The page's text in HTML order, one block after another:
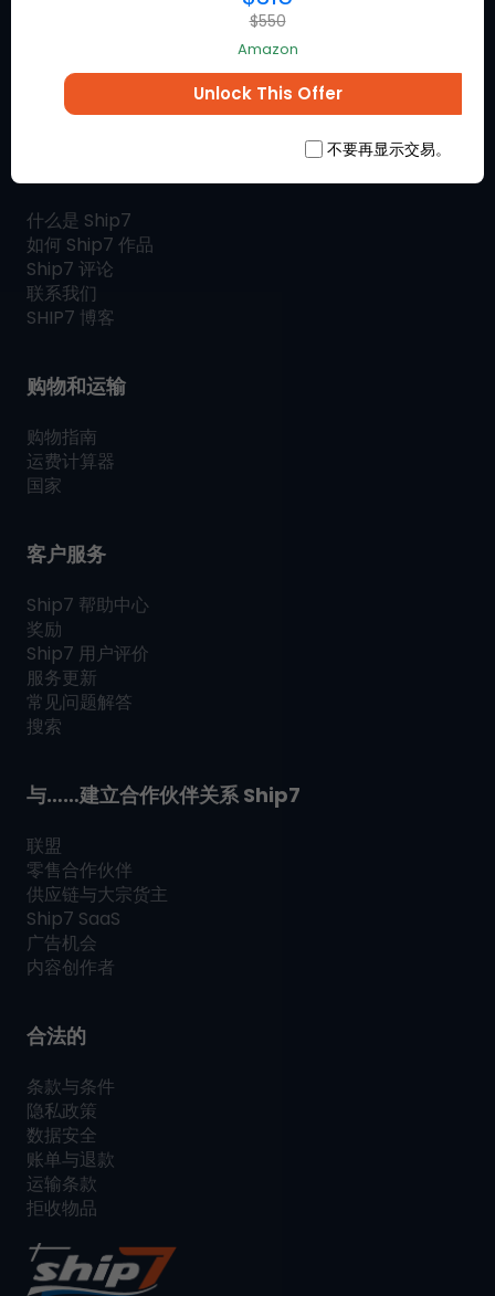
在线获取您喜爱的品牌的特别折扣
优惠。
什么是 Ship7
如何 Ship7 作品
Ship7 评论
联系我们
SHIP7 博客
购物和运输
购物指南
运费计算器
国家
客户服务
Ship7 帮助中心
奖励
Ship7 用户评价
服务更新
常见问题解答
搜索
与……建立合作伙伴关系Ship7
联盟
零售合作伙伴
供应链与大宗货主
Ship7 SaaS
广告机会
内容创作者
合法的
条款与条件
隐私政策
数据安全
账单与退款
运输条款
拒收物品
$550
Amazon
Unlock This Offer
不要再显示交易。